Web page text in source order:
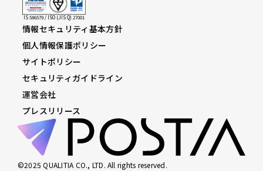
IS 586579 / ISO (JIS Q) 27001
情報セキュリティ基本方針
個人情報保護ポリシー
サイトポリシー
セキュリティガイドライン
運営会社
プレスリリース
©2025 QUALITIA CO., LTD. All rights reserved.